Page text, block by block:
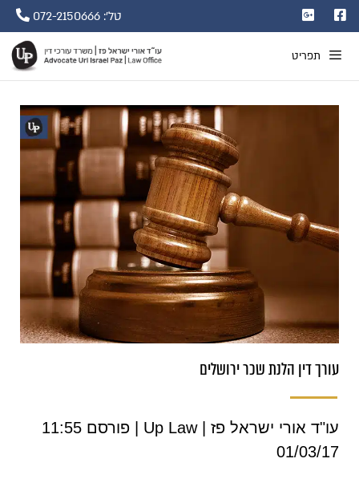
טל': 072-2150666
תפריט
עורך דין הלנת שכר ירושלים
עו"ד אורי ישראל פז | Up Law | פורסם 11:55
01/03/17